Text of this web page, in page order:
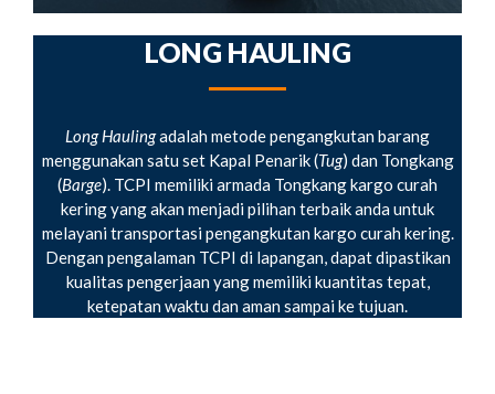
LONG HAULING
Long Haulingadalah metode pengangkutan barang
menggunakan satu set Kapal Penarik (Tug) dan Tongkang
(Barge). TCPI memiliki armada Tongkang kargo curah
kering yang akan menjadi pilihan terbaik anda untuk
melayani transportasi pengangkutan kargo curah kering.
Dengan pengalaman TCPI di lapangan, dapat dipastikan
kualitas pengerjaan yang memiliki kuantitas tepat,
ketepatan waktu dan aman sampai ke tujuan.